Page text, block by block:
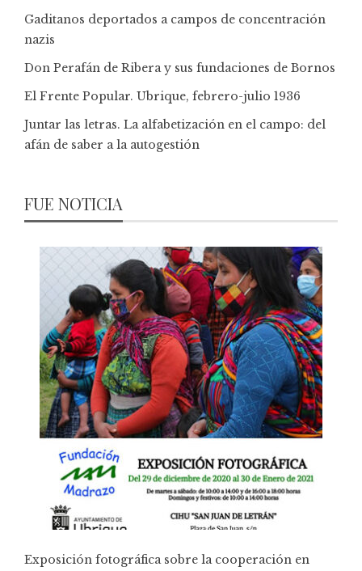
Gaditanos deportados a campos de concentración
nazis
Don Perafán de Ribera y sus fundaciones de Bornos
El Frente Popular. Ubrique, febrero-julio 1936
Juntar las letras. La alfabetización en el campo: del
afán de saber a la autogestión
FUE NOTICIA
Exposición fotográfica sobre la cooperación en